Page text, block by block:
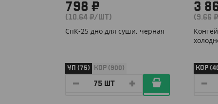
798 ₽
(10.64 ₽/ШТ)
СпК-25 дно для суши, черная
УП (75) КОР (900)
3
(9.66
КОР